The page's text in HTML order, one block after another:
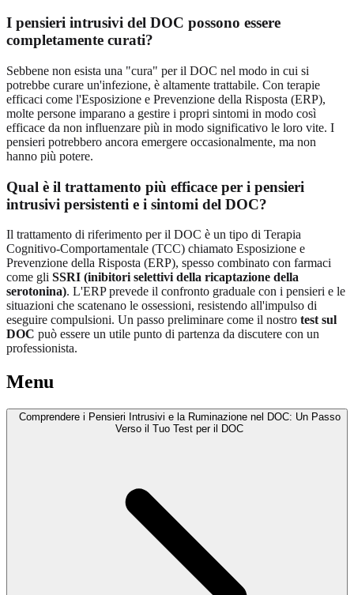
I pensieri intrusivi del DOC possono essere
completamente curati?
Sebbene non esista una "cura" per il DOC nel modo in cui si
potrebbe curare un'infezione, è altamente trattabile. Con terapie
efficaci come l'Esposizione e Prevenzione della Risposta (ERP),
molte persone imparano a gestire i propri sintomi in modo così
efficace da non influenzare più in modo significativo le loro vite. I
pensieri potrebbero ancora emergere occasionalmente, ma non
hanno più potere.
Qual è il trattamento più efficace per i pensieri
intrusivi persistenti e i sintomi del DOC?
Il trattamento di riferimento per il DOC è un tipo di Terapia
Cognitivo-Comportamentale (TCC) chiamato Esposizione e
Prevenzione della Risposta (ERP), spesso combinato con farmaci
come gli SSRI (inibitori selettivi della ricaptazione della
serotonina). L'ERP prevede il confronto graduale con i pensieri e le
situazioni che scatenano le ossessioni, resistendo all'impulso di
eseguire compulsioni. Un passo preliminare come il nostro test sul
DOC può essere un utile punto di partenza da discutere con un
professionista.
Menu
Comprendere i Pensieri Intrusivi e la Ruminazione nel DOC: Un Passo
Verso il Tuo Test per il DOC